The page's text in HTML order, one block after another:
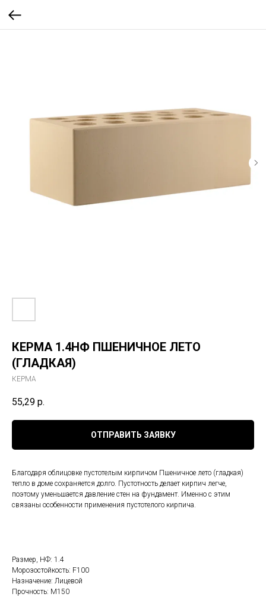
КЕРМА 1.4НФ ПШЕНИЧНОЕ ЛЕТО
(ГЛАДКАЯ)
КЕРМА
55,29 р.
ОТПРАВИТЬ ЗАЯВКУ
Благодаря облицовке пустотелым кирпичом Пшеничное лето (гладкая)
тепло в доме сохраняется долго. Пустотность делает кирпич легче,
поэтому уменьшается давление стен на фундамент. Именно с этим
связаны особенности применения пустотелого кирпича.
Размер, НФ: 1.4
Морозостойкость: F100
Назначение: Лицевой
Прочность: М150